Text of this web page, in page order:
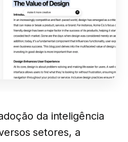
da inteligência
setores, a